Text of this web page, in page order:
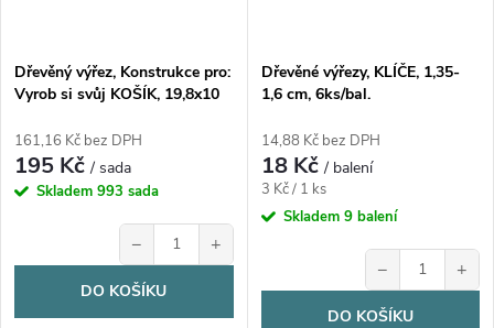
Dřevěný výřez, Konstrukce pro:
Vyrob si svůj KOŠÍK, 19,8x10
161,16 Kč bez DPH
195 Kč/ sada
Skladem 993 sada
− +
DO KOŠÍKU
Dřevěné výřezy, KLÍČE, 1,35-
1,6 cm, 6ks/bal.
14,88 Kč bez DPH
18 Kč/ balení
Měrná
cena:
3 Kč / 1 ks
Skladem 9 balení
− +
DO KOŠÍKU